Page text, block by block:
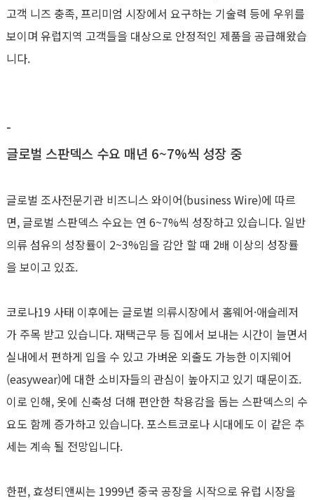
고객 니즈 충족, 프리미엄 시장에서 요구하는 기술력 등에 우위를
보이며 유럽지역 고객들을 대상으로 안정적인 제품을 공급해왔습
니다.
-
글로벌 스판덱스 수요 매년 6~7%씩 성장 중
글로벌 조사전문기관 비즈니스 와이어(business Wire)에 따르
면, 글로벌 스판덱스 수요는 연 6~7%씩 성장하고 있습니다. 일반
의류 섬유의 성장률이 2~3%임을 감안 할 때 2배 이상의 성장률
을 보이고 있죠.
코로나19 사태 이후에는 글로벌 의류시장에서 홈웨어·애슬레저
가 주목 받고 있습니다. 재택근무 등 집에서 보내는 시간이 늘면서
실내에서 편하게 입을 수 있고 가벼운 외출도 가능한 이지웨어
(easywear)에 대한 소비자들의 관심이 높아지고 있기 때문이죠.
이로 인해, 옷에 신축성 더해 편안한 착용감을 돕는 스판덱스의 수
요도 함께 증가하고 있습니다. 포스트코로나 시대에도 이 같은 추
세는 계속 될 전망입니다.
한편, 효성티앤씨는 1999년 중국 공장을 시작으로 유럽 시장을